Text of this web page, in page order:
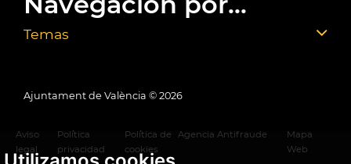
Temas
Ajuntament de València © 2026
Aviso
legal
Política
privacidad
Política de
cookies
Agencia Antifraude
Mapa
Web